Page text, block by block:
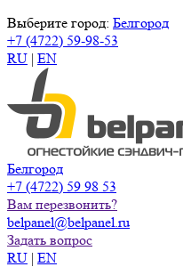
Выберите город: Белгород
+7 (4722) 59-98-53
RU | EN
Белгород
+7 (4722) 59 98 53
Вам перезвонить?
belpanel@belpanel.ru
Задать вопрос
RU | EN